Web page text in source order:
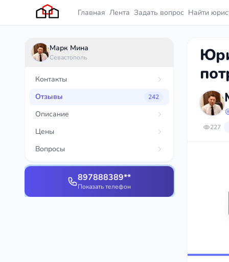
Главная Лента Задать вопрос Найти
Марк Мина
Севастополь
Контакты
Отзывы
242
Описание
Цены
Вопросы
897888389**
Показать телефон
227